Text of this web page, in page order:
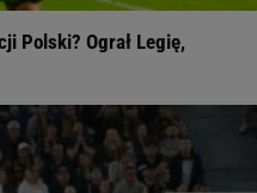
Polski? Ograł Legię,